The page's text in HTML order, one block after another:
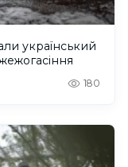
український
180